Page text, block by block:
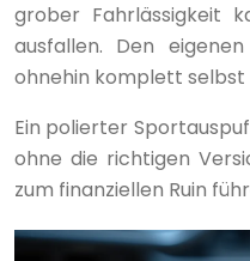
grober Fahrlässigkeit
ausfallen. Den
ohnehin komplett selbst
Ein polierter
ohne die richtigen
zum finanziellen Ruin